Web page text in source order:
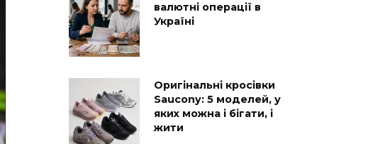
валютні операції в
Україні
Оригінальні кросівки
Saucony: 5 моделей, у
яких можна і бігати, і
жити